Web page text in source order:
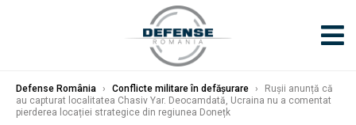
Defense România › Conflicte militare în defășurare ›
Rușii anunță că
au capturat localitatea Chasiv Yar. Deocamdată, Ucraina nu a comentat
pierderea locației strategice din regiunea Donețk